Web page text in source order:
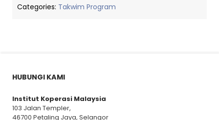
Categories: Takwim Program
HUBUNGI KAMI
Institut Koperasi Malaysia
103 Jalan Templer,
46700 Petaling Jaya, Selangor